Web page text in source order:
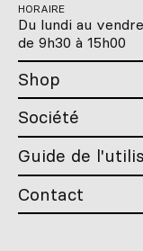
HORAIRE
Du lundi au
de 9h30 à 15h00
Shop
Société
Guide de
Contact